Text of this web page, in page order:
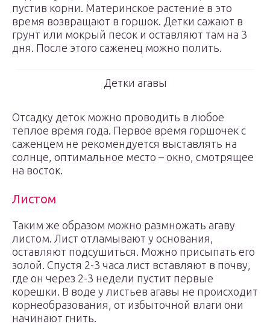
пустив корни. Материнское растение в это
время возвращают в горшок. Детки сажают в
грунт или мокрый песок и оставляют там на 3
дня. После этого саженец можно полить.
Детки агавы
Отсадку деток можно проводить в любое
теплое время года. Первое время горшочек с
саженцем не рекомендуется выставлять на
солнце, оптимальное место – окно, смотрящее
на восток.
Листом
Таким же образом можно размножать агаву
листом. Лист отламывают у основания,
оставляют подсушиться. Можно присыпать его
золой. Спустя 2-3 часа лист вставляют в почву,
где он через 2-3 недели пустит первые
корешки. В воде у листьев агавы не происходит
корнеобразования, от избыточной влаги они
начинают гнить.